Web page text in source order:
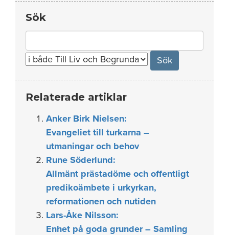
Sök
for:
Relaterade artiklar
Anker Birk Nielsen:
Evangeliet till turkarna –
utmaningar och behov
Rune Söderlund:
Allmänt prästadöme och offentligt
predikoämbete i urkyrkan,
reformationen och nutiden
Lars-Åke Nilsson:
Enhet på goda grunder – Samling